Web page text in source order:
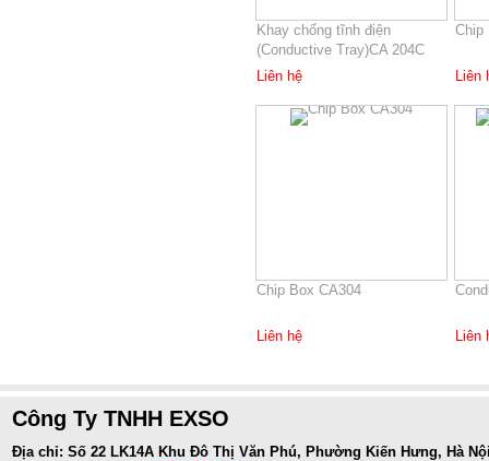
Khay chống tĩnh điện
(Conductive Tray)CA 204C
Liên hệ
Chip
Liên
Chip Box CA304
Liên hệ Liên
Công Ty TNHH EXSO
Địa chỉ: Số 22 LK14A Khu Đô Thị Văn Phú, Phường Kiến Hưng, Hà